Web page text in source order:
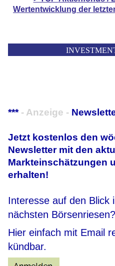
Wertentwicklung der
*** - Anzeige -
Jetzt kostenlos den
Newsletter mit den
Markteinschätzungen
erhalten!
Interesse auf den Blick
nächsten Börsenriesen?
Hier einfach mit Email
kündbar.